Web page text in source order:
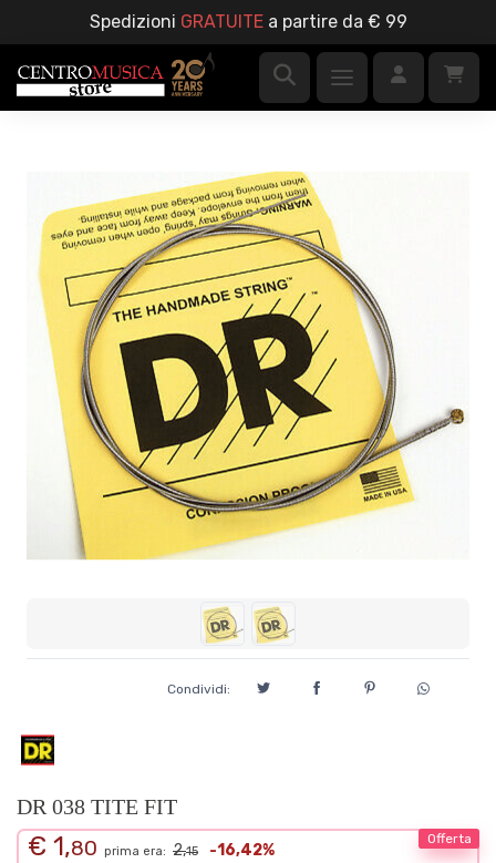
Spedizioni GRATUITEa partire da € 99
Condividi:
DR 038 TITE FIT
Offerta
€ 1,80 prima era: 2,15 -16,42%